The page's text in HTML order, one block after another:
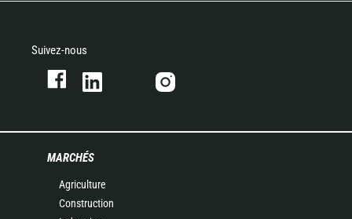
Suivez-nous
MARCHÉS
Agriculture
Construction